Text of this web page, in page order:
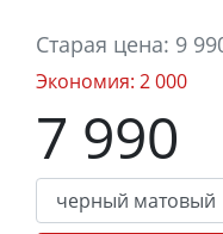
Старая цена: 9
Экономия: 2 000
7 990